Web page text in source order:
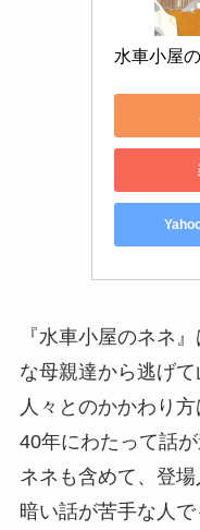
水車小屋
『水車小屋のネネ
な母親達から逃げて
人々とのかかわり
40年にわたって話
ネネも含めて、登場
暗い話が苦手な人で